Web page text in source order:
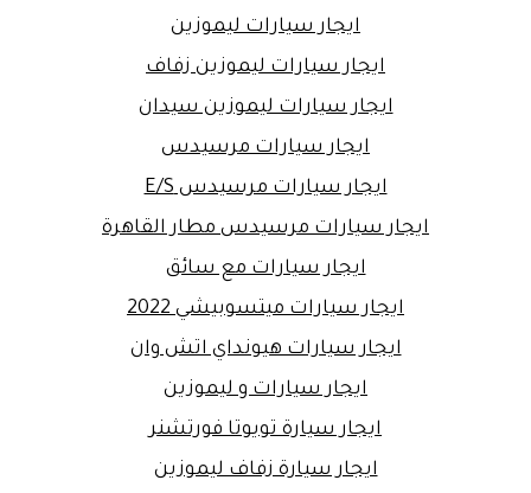
ايجار سيارات ليموزين
ايجار سيارات ليموزين زفاف
ايجار سيارات ليموزين سيدان
ايجار سيارات مرسيدس
ايجار سيارات مرسيدس E/S
ايجار سيارات مرسيدس مطار القاهرة
ايجار سيارات مع سائق
ايجار سيارات ميتسوبيشي 2022
ايجار سيارات هيونداي اتش وان
ايجار سيارات و ليموزين
ايجار سيارة تويوتا فورتشنر
ايجار سيارة زفاف ليموزين